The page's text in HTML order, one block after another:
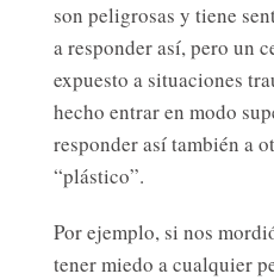
son peligrosas y tiene
a responder así, pero un
expuesto a situaciones
hecho entrar en modo
responder así también a
“plástico”.
Por ejemplo, si nos
tener miedo a cualquier